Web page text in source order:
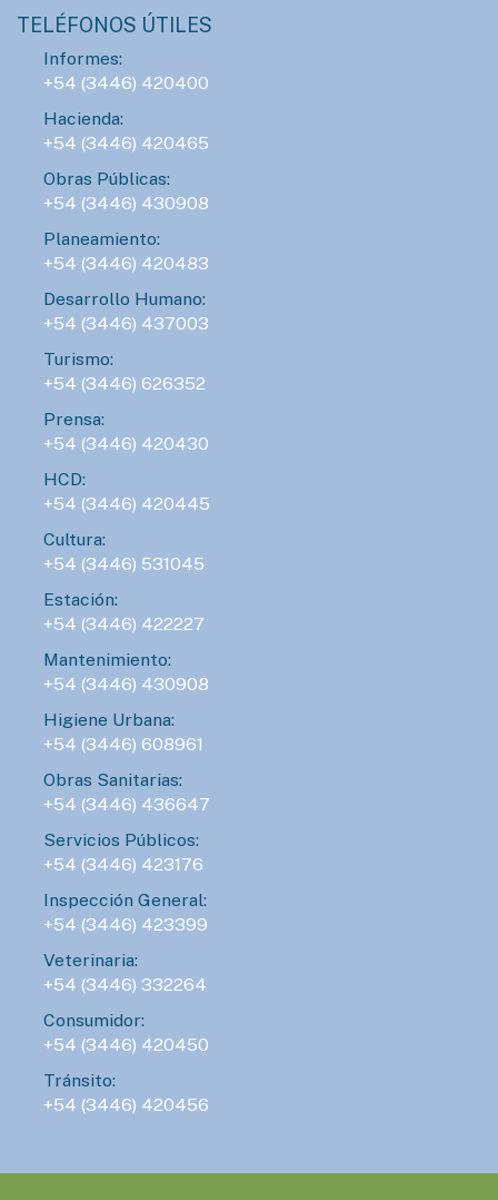
TELÉFONOS ÚTILES
Informes:
+54 (3446) 420400
Hacienda:
+54 (3446) 420465
Obras Públicas:
+54 (3446) 430908
Planeamiento:
+54 (3446) 420483
Desarrollo Humano:
+54 (3446) 437003
Turismo:
+54 (3446) 626352
Prensa:
+54 (3446) 420430
HCD:
+54 (3446) 420445
Cultura:
+54 (3446) 531045
Estación:
+54 (3446) 422227
Mantenimiento:
+54 (3446) 430908
Higiene Urbana:
+54 (3446) 608961
Obras Sanitarias:
+54 (3446) 436647
Servicios Públicos:
+54 (3446) 423176
Inspección General:
+54 (3446) 423399
Veterinaria:
+54 (3446) 332264
Consumidor:
+54 (3446) 420450
Tránsito:
+54 (3446) 420456